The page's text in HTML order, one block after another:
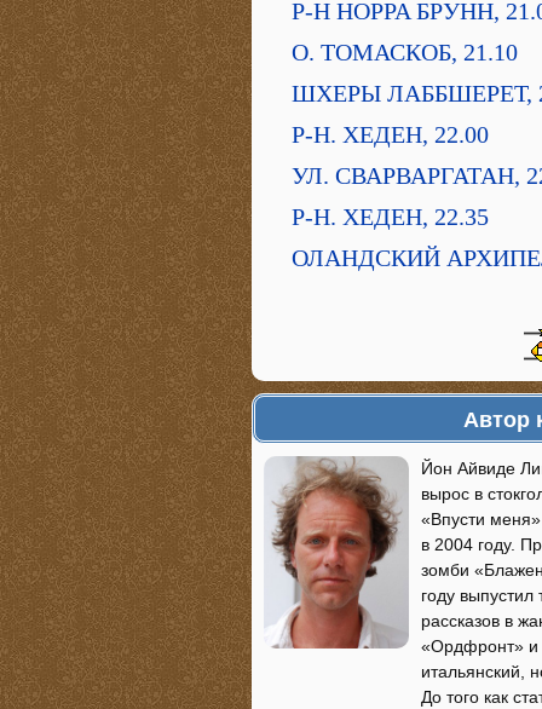
Р-Н HOPPA БРУНН,
О. ТОМАСКОБ, 21.10
ШХЕРЫ ЛАББШЕРЕТ,
Р-Н. ХЕДЕН, 22.00
УЛ. СВАРВАРГАТАН,
Р-Н. ХЕДЕН, 22.35
ОЛАНДСКИЙ
Автор
Йон Айвиде
вырос в
«Впусти
в 2004 году.
зомби
году
рассказов в
«Ордфронт» и
итальянский,
До того как